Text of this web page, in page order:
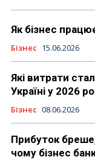
Як бізнес
Бізнес 15.06.2026
Які витрати
Україні у 2026
Бізнес 08.06.2026
Прибуток
чому бізнес